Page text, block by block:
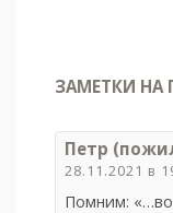
ЗАМЕТКИ НА
Петр
28.11.2021 в
Помним: